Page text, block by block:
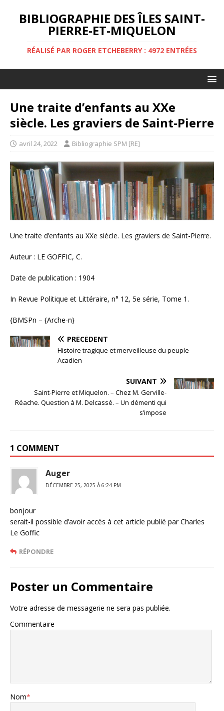
BIBLIOGRAPHIE DES ÎLES SAINT-
PIERRE-ET-MIQUELON
RÉALISÉ PAR ROGER ETCHEBERRY : 4972 ENTRÉES
Une traite d’enfants au XXe
siècle. Les graviers de Saint-Pierre
avril 24, 2022 Bibliographie SPM [RE]
Une traite d’enfants au XXe siècle. Les graviers de Saint-Pierre.
Auteur : LE GOFFIC, C.
Date de publication : 1904
In Revue Politique et Littéraire, n° 12, 5e série, Tome 1.
{BMSPn – {Arche-n}
PRÉCÉDENT
Histoire tragique et merveilleuse du peuple
Acadien
SUIVANT
Saint-Pierre et Miquelon. – Chez M. Gerville-
Réache. Question à M. Delcassé. – Un démenti qui
s’impose
1 COMMENT
Auger
DÉCEMBRE 25, 2025 À 6:24 PM
bonjour
serait-il possible d’avoir accès à cet article publié par Charles
Le Goffic
RÉPONDRE
Poster un Commentaire
Votre adresse de messagerie ne sera pas publiée.
Commentaire
Nom*